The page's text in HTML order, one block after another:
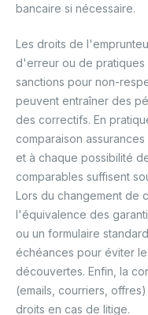
bancaire si nécessaire.
Les droits de
d'erreur ou de pratiques
sanctions pour non-
peuvent entraîner des
des correctifs. En
comparaison
et à chaque possibilité
comparables suffisent
Lors du changement de
l'équivalence des
ou un formulaire
échéances pour éviter
découvertes. Enfin, la
(emails, courriers,
droits en cas de litige.